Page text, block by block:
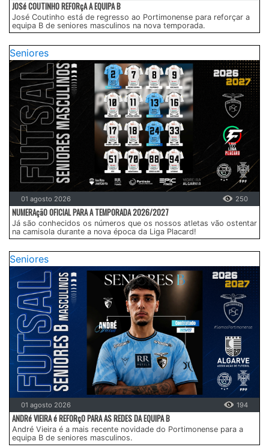
JOSé COUTINHO REFORçA A EQUIPA B
José Coutinho está de regresso ao Portimonense para reforçar a
equipa B de seniores masculinos na nova temporada.
Seniores
01 agosto 2026 250
NUMERAçãO OFICIAL PARA A TEMPORADA 2026/2027
Já são conhecidos os números que os nossos atletas vão ostentar
na camisola durante a nova época da Liga Placard!
Seniores
01 agosto 2026 194
ANDRé VIEIRA é REFORçO PARA AS REDES DA EQUIPA B
André Vieira é a mais recente novidade do Portimonense para a
equipa B de seniores masculinos.